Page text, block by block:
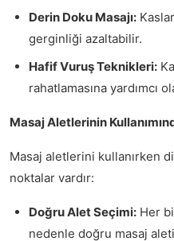
Derin Doku Masajı:
gerginliği azaltabilir.
Hafif Vuruş Teknikleri:
rahatlamasına yardımcı
Masaj Aletlerinin
Masaj aletlerini kullanırken
noktalar vardır:
Doğru Alet Seçimi: Her
nedenle doğru masaj